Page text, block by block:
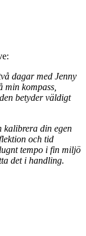
dagar med Jenny
kompass,
betyder väldigt
kalibrera din egen
och tid
tempo i fin miljö
det i handling.